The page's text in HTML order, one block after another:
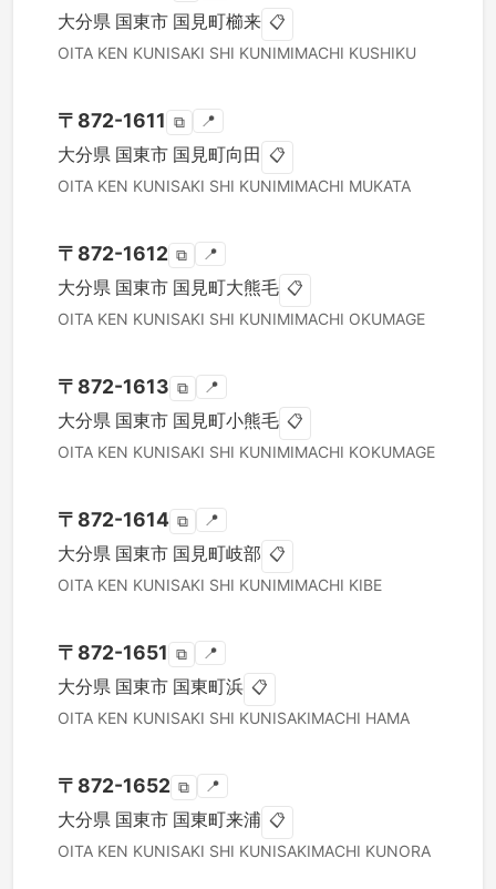
大分県 国東市 国見町櫛来 📋
OITA KEN KUNISAKI SHI KUNIMIMACHI KUSHIKU
〒 872-1611 ⧉ 📍
大分県 国東市 国見町向田 📋
OITA KEN KUNISAKI SHI KUNIMIMACHI MUKATA
〒 872-1612 ⧉ 📍
大分県 国東市 国見町大熊毛 📋
OITA KEN KUNISAKI SHI KUNIMIMACHI OKUMAGE
〒 872-1613 ⧉ 📍
大分県 国東市 国見町小熊毛 📋
OITA KEN KUNISAKI SHI KUNIMIMACHI KOKUMAGE
〒 872-1614 ⧉ 📍
大分県 国東市 国見町岐部 📋
OITA KEN KUNISAKI SHI KUNIMIMACHI KIBE
〒 872-1651 ⧉ 📍
大分県 国東市 国東町浜 📋
OITA KEN KUNISAKI SHI KUNISAKIMACHI HAMA
〒 872-1652 ⧉ 📍
大分県 国東市 国東町来浦 📋
OITA KEN KUNISAKI SHI KUNISAKIMACHI KUNORA